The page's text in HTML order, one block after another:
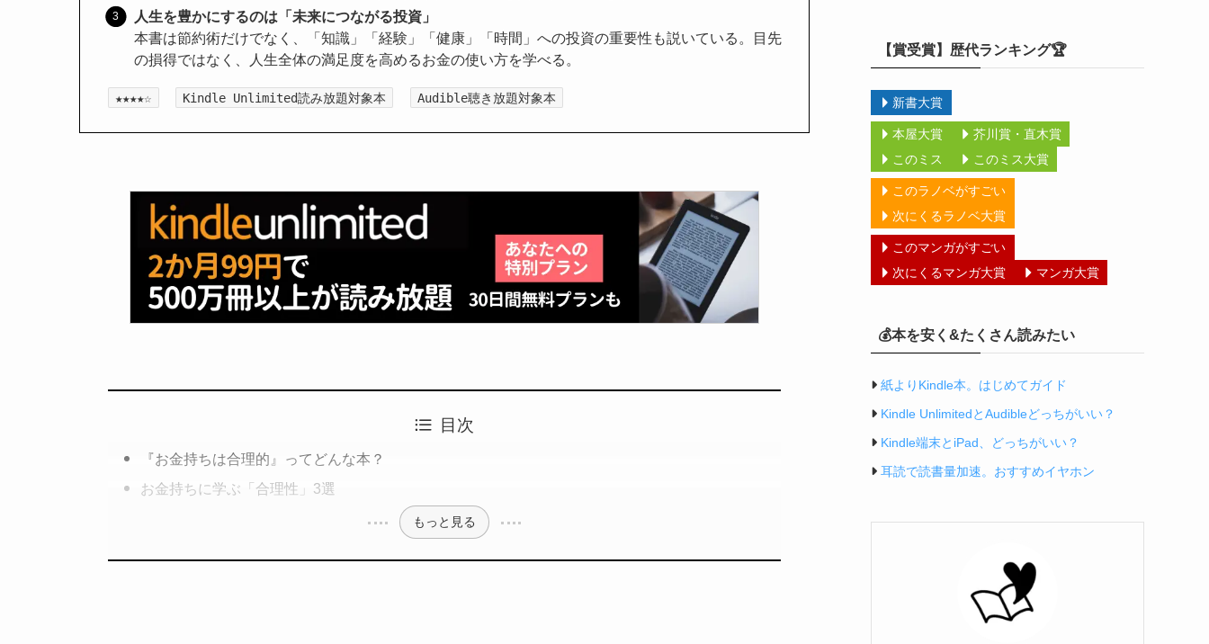
人生を豊かにするのは「未来につながる投資」
本書は節約術だけでなく、「知識」「経験」「健康」「時間」への投資の重要性も説いている。目先
の損得ではなく、人生全体の満足度を高めるお金の使い方を学べる。
★★★★☆ Kindle Unlimited読み放題対象本 Audible聴き放題対象本
目次
『お金持ちは合理的』ってどんな本？
お金持ちに学ぶ「合理性」3選
もっと見る
【賞受賞】歴代ランキング🏆
新書大賞
本屋大賞
芥川賞・直木賞
このミス
このミス大賞
このラノベがすごい
次にくるラノベ大賞
このマンガがすごい
次にくるマンガ大賞
マンガ大賞
💰本を安く&たくさん読みたい
紙よりKindle本。はじめてガイド
Kindle UnlimitedとAudibleどっちがいい？
Kindle端末とiPad、どっちがいい？
耳読で読書量加速。おすすめイヤホン